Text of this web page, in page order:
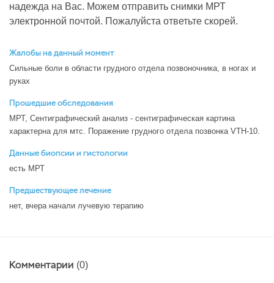
надежда на Вас. Можем отправить снимки МРТ
электронной почтой. Пожалуйста ответьте скорей.
Жалобы на данный момент
Сильные боли в области грудного отдела позвоночника, в ногах и
руках
Прошедшие обследования
МРТ, Сентиграфический анализ - сентиграфическая картина
характерна для мтс. Поражение грудного отдела позвонка VTH-10.
Данные биопсии и гистологии
есть МРТ
Предшествующее лечение
нет, вчера начали лучевую терапию
Комментарии (0)